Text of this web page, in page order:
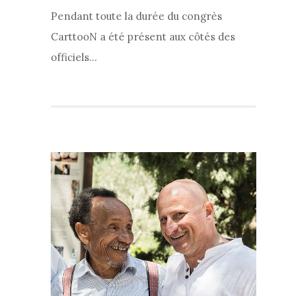
Pendant toute la durée du congrès
CarttooN a été présent aux côtés des
officiels…